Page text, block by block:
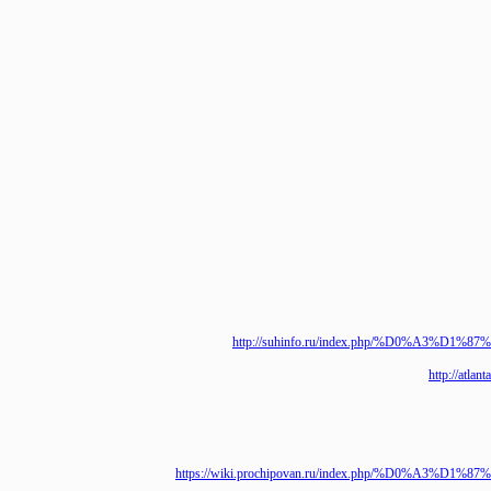
http://suhinfo.ru/index.php/
http://
https://wiki.prochipovan.ru/index.php/